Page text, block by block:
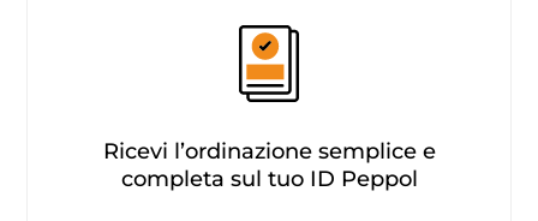
Ricevi l’ordinazione semplice e
completa sul tuo ID Peppol